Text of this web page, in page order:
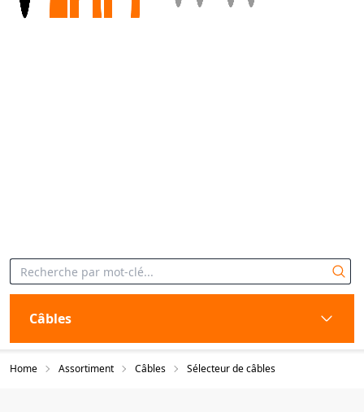
Câbles
Home Assortiment Câbles Sélecteur de câbles